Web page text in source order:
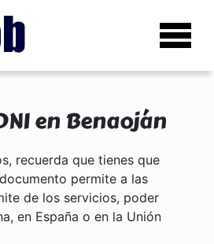
en Benaoján
recuerda que tienes que
permite a las
de los servicios, poder
en España o en la Unión